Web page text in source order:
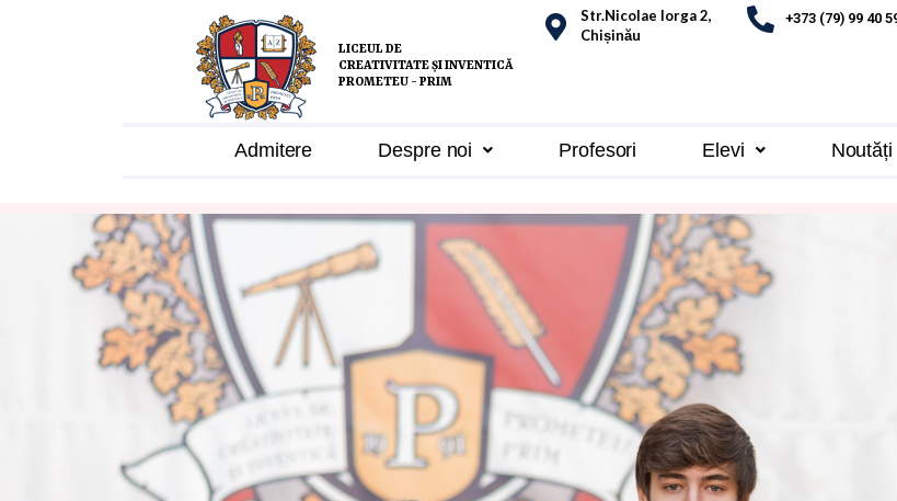
LICEUL DE
CREATIVITATE ȘI INVENTICĂ
PROMETEU - PRIM
Str.Nicolae Iorga 2,
Chișinău
+373 (79) 99 40
Admitere Despre noi Profesori Elevi Noutăți